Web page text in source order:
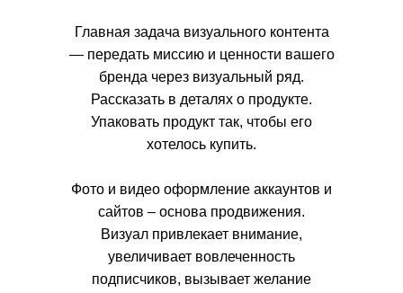
Главная задача визуального контента
— передать миссию и ценности вашего
бренда через визуальный ряд.
Рассказать в деталях о продукте.
Упаковать продукт так, чтобы его
хотелось купить.
Фото и видео оформление аккаунтов и
сайтов – основа продвижения.
Визуал привлекает внимание,
увеличивает вовлеченность
подписчиков, вызывает желание